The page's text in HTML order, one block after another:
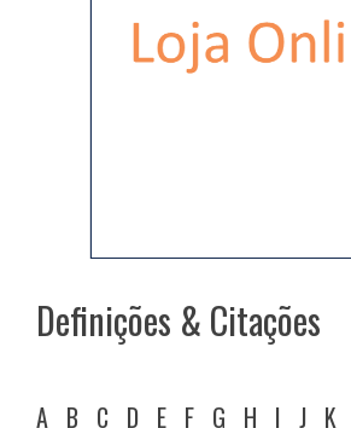
Definições & Citações
A B C D E F G H I J K